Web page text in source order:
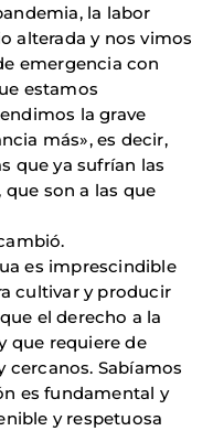
la labor
alterada y nos vimos
emergencia con
estamos
la grave
más», es decir,
que ya sufrían las
son a las que
es imprescindible
cultivar y producir
el derecho a la
que requiere de
cercanos. Sabíamos
es fun­damental y
y respetuosa